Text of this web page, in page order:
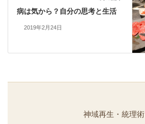
病は気から？自分の思考と生活
2019年2月24日
神域再生・統理術